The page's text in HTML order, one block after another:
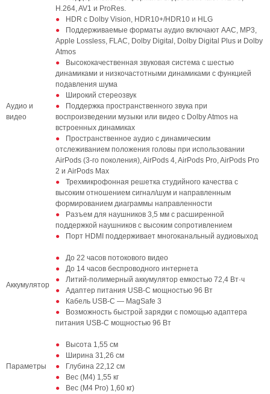
Аудио и
видео
H.264, AV1 и ProRes.
HDR с Dolby Vision, HDR10+/HDR10 и HLG
Поддерживаемые форматы аудио включают AAC, MP3,
Apple Lossless, FLAC, Dolby Digital, Dolby Digital Plus и Dolby
Atmos
Высококачественная звуковая система с шестью
динамиками и низкочастотными динамиками с функцией
подавления шума
Широкий стереозвук
Поддержка пространственного звука при
воспроизведении музыки или видео с Dolby Atmos на
встроенных динамиках
Пространственное аудио с динамическим
отслеживанием положения головы при использовании
AirPods (3-го поколения), AirPods 4, AirPods Pro, AirPods Pro
2 и AirPods Max
Трехмикрофонная решетка студийного качества с
высоким отношением сигнал/шум и направленным
формированием диаграммы направленности
Разъем для наушников 3,5 мм с расширенной
поддержкой наушников с высоким сопротивлением
Порт HDMI поддерживает многоканальный аудиовыход
Аккумулятор
До 22 часов потокового видео
До 14 часов беспроводного интернета
Литий-полимерный аккумулятор емкостью 72,4 Вт·ч
Адаптер питания USB-C мощностью 96 Вт
Кабель USB-C — MagSafe 3
Возможность быстрой зарядки с помощью адаптера
питания USB-C мощностью 96 Вт
Параметры
Высота 1,55 см
Ширина 31,26 см
Глубина 22,12 см
Вес (М4) 1,55 кг
Вес (M4 Pro) 1,60 кг)